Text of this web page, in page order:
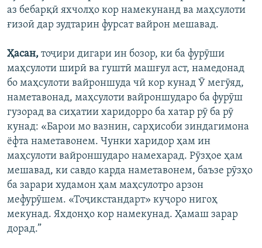
аз бебарқӣ яхчолҳо кор намекунанд ва маҳсулоти
ғизоӣ дар зудтарин фурсат вайрон мешавад.
Ҳасан, тоҷири дигари ин бозор, ки ба фурӯши
маҳсулоти ширӣ ва гуштӣ машғул аст, намедонад
бо маҳсулоти вайроншуда чӣ кор кунад Ӯ мегӯяд,
наметавонад, маҳсулоти вайроншударо ба фурӯш
гузорад ва сиҳатии харидорро ба хатар рӯ ба рӯ
кунад: «Барои мо вазнин, сарҳисоби зиндагимона
ёфта наметавонем. Чунки харидор ҳам ин
маҳсулоти вайроншударо намехарад. Рӯзҳое ҳам
мешавад, ки савдо карда наметавонем, баъзе рӯзҳо
ба зарари худамон ҳам маҳсулотро арзон
мефурӯшем. «Тоҷикстандарт» куҷоро нигоҳ
мекунад. Яхдонҳо кор намекунад. Ҳамаш зарар
дорад.”